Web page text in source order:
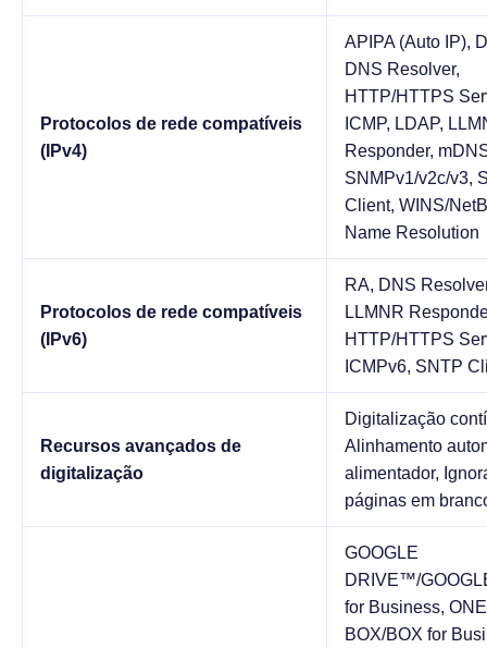
Protocolos de rede compatíveis
(IPv4)
APIPA (Auto IP),
DNS Resolver,
HTTP/HTTPS
ICMP, LDAP,
Responder,
SNMPv1/v2c/v3,
Client, WINS/
Name Resolution
Protocolos de rede compatíveis
(IPv6)
RA, DNS
LLMNR
HTTP/HTTPS
ICMPv6, SNTP
Recursos avançados de
digitalização
Digitalização
Alinhamento
alimentador,
páginas em
GOOGLE
DRIVE™/
for Business,
BOX/BOX for